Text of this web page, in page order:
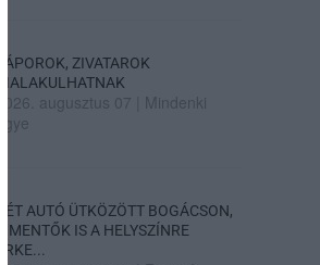
ZÁPOROK, ZIVATAROK
KIALAKULHATNAK
2026. augusztus 07
Mindenki
ügye
KÉT AUTÓ ÜTKÖZÖTT BOGÁCSON,
A MENTŐK IS A HELYSZÍNRE
ÉRKE...